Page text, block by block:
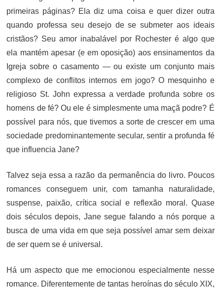
primeiras páginas? Ela diz uma coisa e quer dizer outra
quando professa seu desejo de se submeter aos ideais
cristãos? Seu amor inabalável por Rochester é algo que
ela mantém apesar (e em oposição) aos ensinamentos da
Igreja sobre o casamento — ou existe um conjunto mais
complexo de conflitos internos em jogo? O mesquinho e
religioso St. John expressa a verdade profunda sobre os
homens de fé? Ou ele é simplesmente uma maçã podre? É
possível para nós, que tivemos a sorte de crescer em uma
sociedade predominantemente secular, sentir a profunda fé
que influencia Jane?
Talvez seja essa a razão da permanência do livro. Poucos
romances conseguem unir, com tamanha naturalidade,
suspense, paixão, crítica social e reflexão moral. Quase
dois séculos depois, Jane segue falando a nós porque a
busca de uma vida em que seja possível amar sem deixar
de ser quem se é universal.
Há um aspecto que me emocionou especialmente nesse
romance. Diferentemente de tantas heroínas do século XIX,